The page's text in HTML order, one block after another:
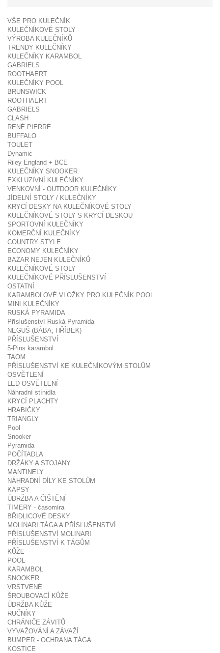
VŠE PRO KULEČNÍK
KULEČNÍKOVÉ STOLY
VÝROBA KULEČNÍKŮ
TRENDY KULEČNÍKY
KULEČNÍKY KARAMBOL
GABRIELS
ROOTHAERT
KULEČNÍKY POOL
BRUNSWICK
ROOTHAERT
GABRIELS
CLASH
RENÉ PIERRE
BUFFALO
TOULET
Dynamic
Riley England + BCE
KULEČNÍKY SNOOKER
EXKLUZIVNÍ KULEČNÍKY
VENKOVNÍ - OUTDOOR KULEČNÍKY
JÍDELNÍ STOLY / KULEČNÍKY
KRYCÍ DESKY NA KULEČNÍKOVÉ STOLY
KULEČNÍKOVÉ STOLY S KRYCÍ DESKOU
SPORTOVNÍ KULEČNÍKY
KOMERČNÍ KULEČNÍKY
COUNTRY STYLE
ECONOMY KULEČNÍKY
BAZAR NEJEN KULEČNÍKŮ
KULEČNÍKOVÉ STOLY
KULEČNÍKOVÉ PŘÍSLUŠENSTVÍ
OSTATNÍ
KARAMBOLOVÉ VLOŽKY PRO KULEČNÍK POOL
MINI KULEČNÍKY
RUSKÁ PYRAMIDA
Příslušenství Ruská Pyramida
NEGUŠ (BÁBA, HŘÍBEK)
PŘÍSLUŠENSTVÍ
5-Pins karambol
TAOM
PŘÍSLUŠENSTVÍ KE KULEČNÍKOVÝM STOLŮM
OSVĚTLENÍ
LED OSVĚTLENÍ
Náhradní stínidla
KRYCÍ PLACHTY
HRABIČKY
TRIANGLY
Pool
Snooker
Pyramida
POČÍTADLA
DRŽÁKY A STOJANY
MANTINELY
NÁHRADNÍ DÍLY KE STOLŮM
KAPSY
ÚDRŽBA A ČIŠTĚNÍ
TIMERY - časomíra
BŘIDLICOVÉ DESKY
MOLINARI TÁGA A PŘÍSLUŠENSTVÍ
PŘÍSLUŠENSTVÍ MOLINARI
PŘÍSLUŠENSTVÍ K TÁGŮM
KŮŽE
POOL
KARAMBOL
SNOOKER
VRSTVENÉ
ŠROUBOVACÍ KŮŽE
ÚDRŽBA KŮŽE
RUČNÍKY
CHRÁNIČE ZÁVITŮ
VYVAŽOVÁNÍ A ZÁVAŽÍ
BUMPER - OCHRANA TÁGA
KOSTICE